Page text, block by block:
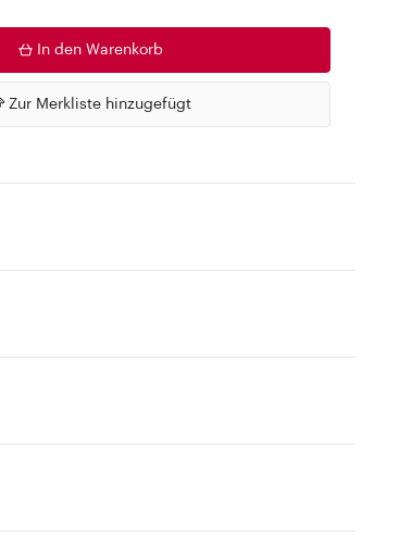
In den Warenkorb
Zur Merkliste hinzugefügt